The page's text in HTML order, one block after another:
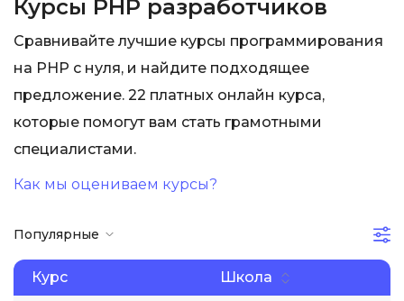
Курсы PHP разработчиков
Сравнивайте лучшие курсы программирования
на PHP с нуля, и найдите подходящее
предложение. 22 платных онлайн курса,
которые помогут вам стать грамотными
специалистами.
Как мы оцениваем курсы?
Популярные
Курс Школа
Разработка
Маркетинг
Дизайн
Менеджмент